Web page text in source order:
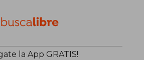
la App GRATIS!